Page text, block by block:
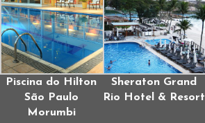
Piscina do Hilton
São Paulo
Morumbi
Sheraton Grand
Rio Hotel & Resort